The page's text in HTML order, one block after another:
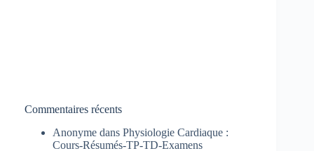
Commentaires récents
Anonyme dans Physiologie Cardiaque :
Cours-Résumés-TP-TD-Examens